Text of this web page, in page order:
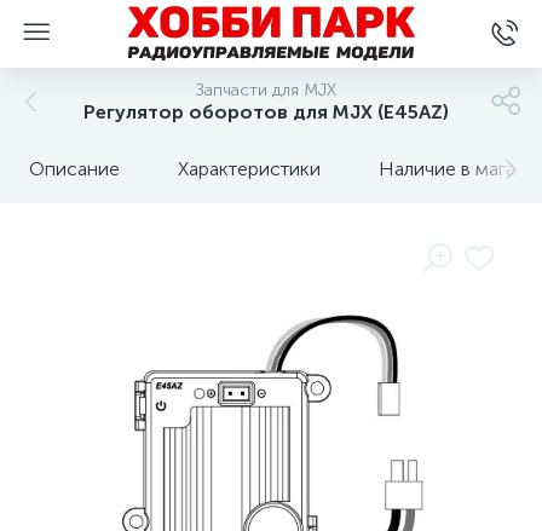
Запчасти для MJX
Регулятор оборотов для MJX (E45AZ)
Описание Характеристики Наличие в